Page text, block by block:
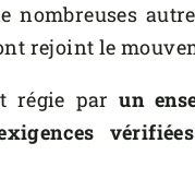
nombreuses
rejoint le
régie parun